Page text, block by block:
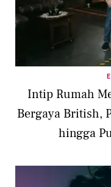
Intip Rumah
Bergaya British,
hingga